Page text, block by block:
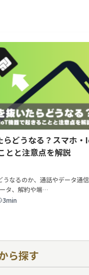
らどうなる？スマホ・
とと注意点を解説
うなるのか、通話やデータ通
タ、解約や端…
3min
ら探す